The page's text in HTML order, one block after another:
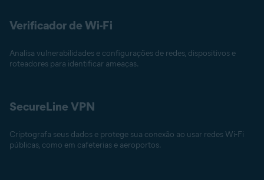
Verificador de Wi-Fi
Analisa vulnerabilidades e configurações de redes, dispositivos e
roteadores para identificar ameaças.
SecureLine VPN
Criptografa seus dados e protege sua conexão ao usar redes Wi-Fi
públicas, como em cafeterias e aeroportos.